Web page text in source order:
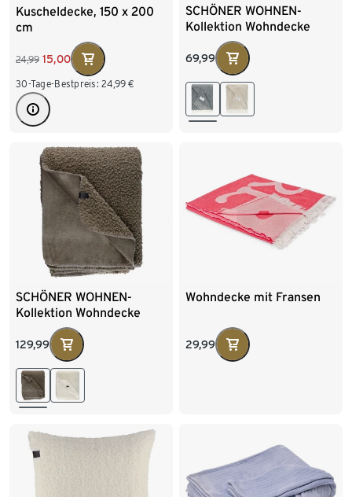
Kuscheldecke, 150 x 200
cm
24,99 15,00
30-Tage-Bestpreis: 24,99 €
SCHÖNER WOHNEN-
Kollektion Wohndecke
»FACT«, hellgrau
69,99
SCHÖNER WOHNEN-
Kollektion Wohndecke
»TEDDY«, taupe
129,99
Wohndecke mit Fransen
29,99